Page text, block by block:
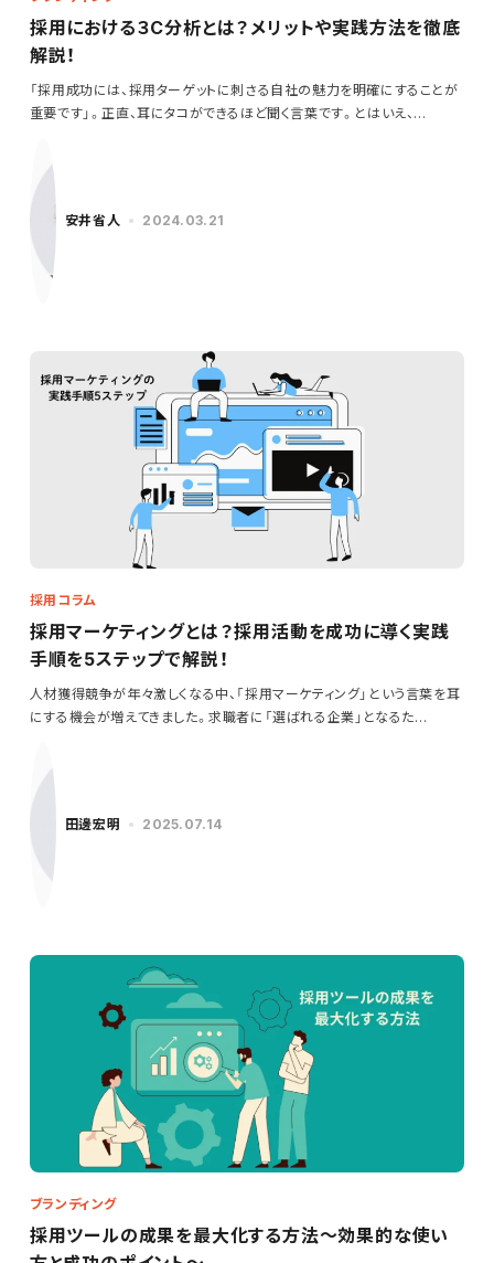
採用における３C分析とは？メリットや実践方法を徹底
解説！
「採用成功には、採用ターゲットに刺さる自社の魅力を明確にすることが
重要です」。正直、耳にタコができるほど聞く言葉です。とはいえ、…
安井省人 2024.03.21
採用コラム
採用マーケティングとは？採用活動を成功に導く実践
手順を5ステップで解説！
人材獲得競争が年々激しくなる中、「採用マーケティング」という言葉を耳
にする機会が増えてきました。求職者に「選ばれる企業」となるた…
田邊宏明 2025.07.14
ブランディング
採用ツールの成果を最大化する方法～効果的な使い